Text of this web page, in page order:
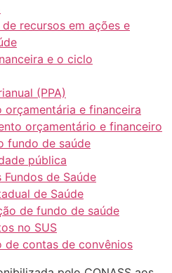
de recursos em ações e
e o ciclo
(PPA)
orçamentária e financeira
orçamentário e financeiro
fundo de saúde
pública
de Saúde
de Saúde
de fundo de saúde
no SUS
de contas de convênios